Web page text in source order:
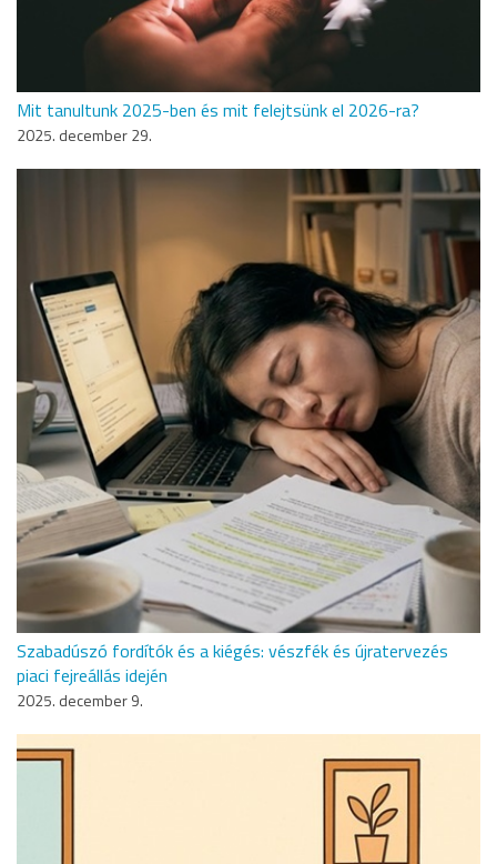
Mit tanultunk 2025-ben és mit felejtsünk el 2026-ra?
2025. december 29.
Szabadúszó fordítók és a kiégés: vészfék és újratervezés
piaci fejreállás idején
2025. december 9.